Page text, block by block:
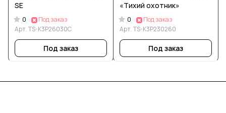
SE
0
Под заказ
Арт.TS-K3P26030С
Под заказ
«Тихий охотник»
0
Под заказ
Арт.TS-K3P230260
Под заказ